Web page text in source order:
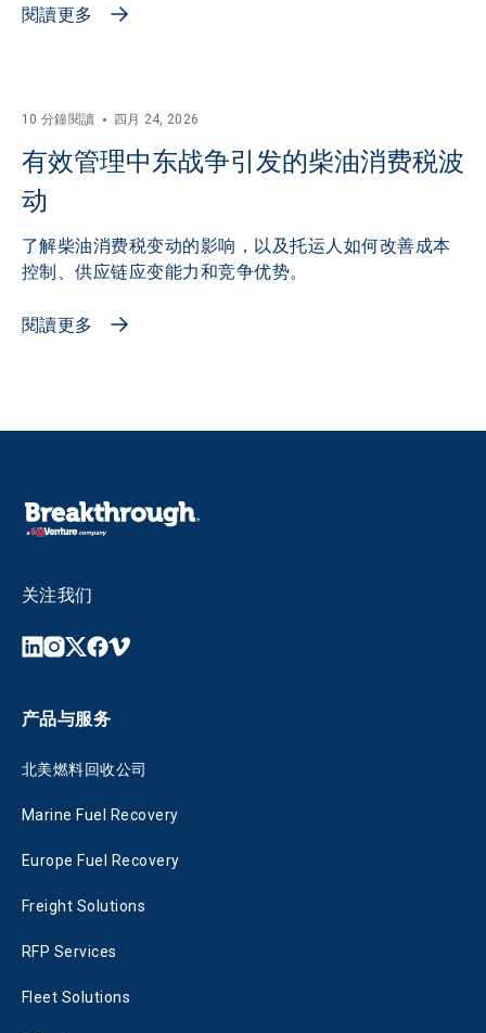
閱讀更多
10 分鐘閱讀 四月 24, 2026
有效管理中东战争引发的柴油消费税波
动
了解柴油消费税变动的影响，以及托运人如何改善成本
控制、供应链应变能力和竞争优势。
閱讀更多
关注我们
产品与服务
北美燃料回收公司
Marine Fuel Recovery
Europe Fuel Recovery
Freight Solutions
RFP Services
Fleet Solutions